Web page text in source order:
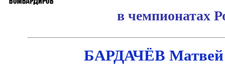
в чемпионатах
БАРДАЧЁВ Матвей